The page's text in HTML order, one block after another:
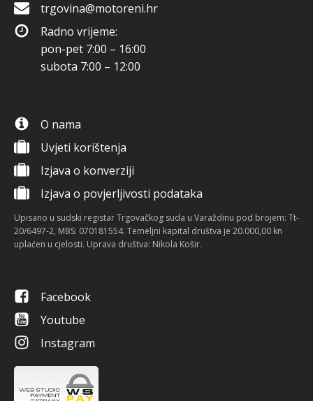
trgovina@motoreni.hr
Radno vrijeme:
pon-pet 7:00 – 16:00
subota 7:00 – 12:00
O nama
Uvjeti korištenja
Izjava o konverziji
Izjava o povjerljivosti podataka
Upisano u sudski registar Trgovačkog suda u Varaždinu pod brojem: Tt-
20/6497-2, MBS: 070181554. Temeljni kapital društva je 20.000,00 kn
uplaćen u cjelosti. Uprava društva: Nikola Košir.
Facebook
Youtube
Instagram